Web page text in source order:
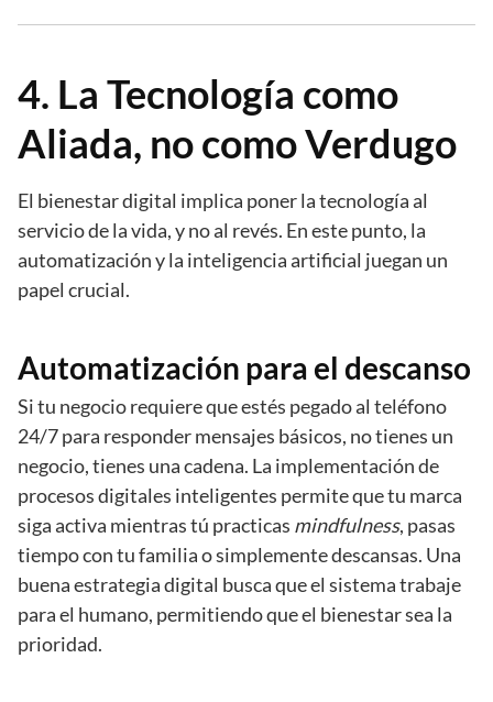
4. La Tecnología como
Aliada, no como Verdugo
El bienestar digital implica poner la tecnología al
servicio de la vida, y no al revés. En este punto, la
automatización y la inteligencia artificial juegan un
papel crucial.
Automatización para el descanso
Si tu negocio requiere que estés pegado al teléfono
24/7 para responder mensajes básicos, no tienes un
negocio, tienes una cadena. La implementación de
procesos digitales inteligentes permite que tu marca
siga activa mientras tú practicas mindfulness, pasas
tiempo con tu familia o simplemente descansas. Una
buena estrategia digital busca que el sistema trabaje
para el humano, permitiendo que el bienestar sea la
prioridad.